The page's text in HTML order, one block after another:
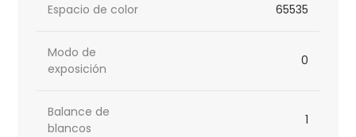
Espacio de color 65535
Modo de
exposición
0
Balance de
blancos
1